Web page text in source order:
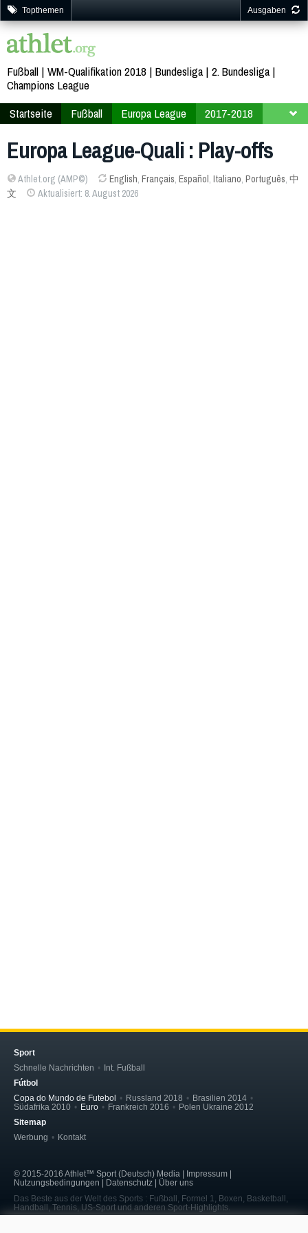
Topthemen Ausgaben
Fußball WM-Qualifikation 2018 Bundesliga 2. Bundesliga
Champions League
Startseite
Fußball Europa League
2017-2018
Europa League-Quali : Play-offs
Athlet.org (AMP©) English, Français, Español, Italiano, Português, 中
文
Aktualisiert: 8. August 2026
Sport
Schnelle Nachrichten
Int. Fußball
Fútbol
Copa do Mundo de Futebol
Russland 2018
Brasilien 2014
Südafrika 2010
Euro Frankreich 2016
Polen Ukraine 2012
Sitemap
Werbung
Kontakt
© 2015-2016 Athlet™ Sport (Deutsch) Media | Impressum |
Nutzungsbedingungen | Datenschutz | Über uns
Das Beste aus der Welt des Sports : Fußball, Formel 1, Boxen, Basketball,
Handball, Tennis, US-Sport und anderen Sport-Highlights.